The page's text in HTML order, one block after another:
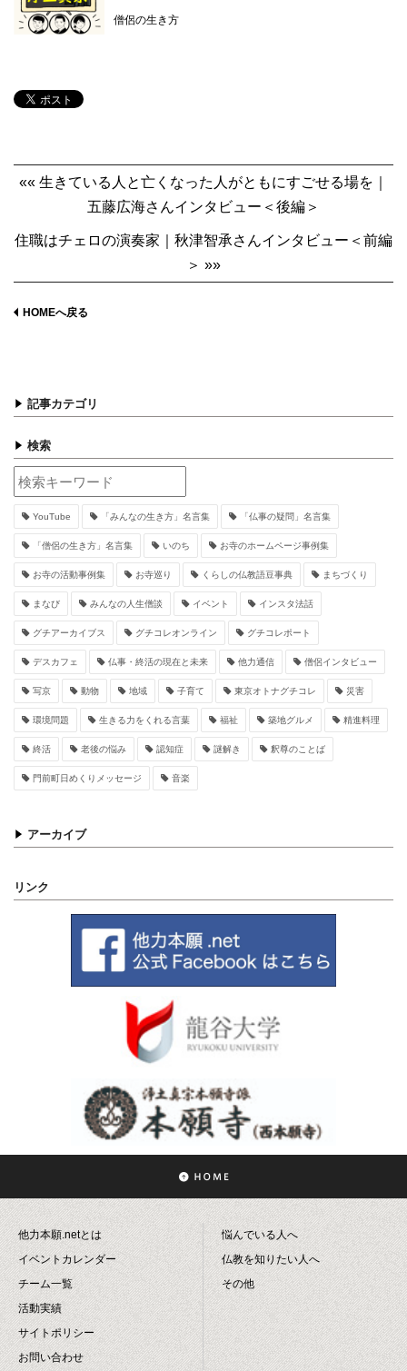
僧侶の生き方
«« 生きている人と亡くなった人がともにすごせる場を｜
五藤広海さんインタビュー＜後編＞
住職はチェロの演奏家｜秋津智承さんインタビュー＜前編
＞ »»
HOMEへ戻る
記事カテゴリ
検索
YouTube 「みんなの生き方」名言集 「仏事の疑問」名言集
「僧侶の生き方」名言集 いのち お寺のホームページ事例集
お寺の活動事例集 お寺巡り くらしの仏教語豆事典 まちづくり
まなび みんなの人生僧談 イベント インスタ法話
グチアーカイブス グチコレオンライン グチコレポート
デスカフェ 仏事・終活の現在と未来 他力通信 僧侶インタビュー
写京 動物 地域 子育て 東京オトナグチコレ 災害
環境問題 生きる力をくれる言葉 福祉 築地グルメ 精進料理
終活 老後の悩み 認知症 謎解き 釈尊のことば
門前町日めくりメッセージ 音楽
アーカイブ
リンク
他力本願.netとは
イベントカレンダー
チーム一覧
活動実績
サイトポリシー
お問い合わせ
悩んでいる人へ
仏教を知りたい人へ
その他